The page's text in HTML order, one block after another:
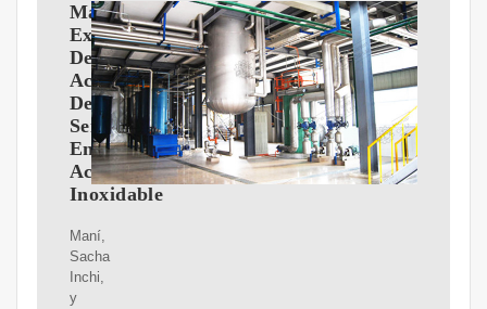
Maquina
Extractora
De
Aceite
De
Semillas
En
Acero
Inoxidable
Maní,
Sacha
Inchi,
y